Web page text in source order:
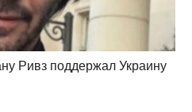
Ривз поддержал Украину